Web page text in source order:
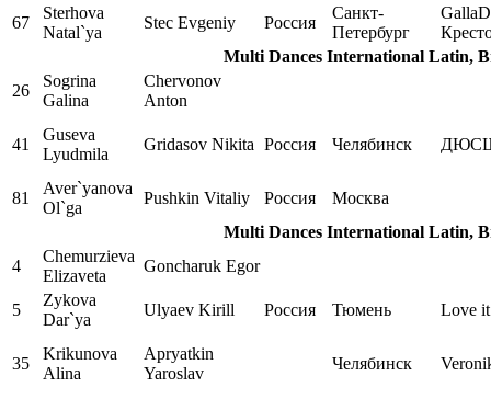
67
Sterhova
Natal`ya
Stec Evgeniy Россия
Санкт-
Петербург
Multi Dances International Latin,
26
Sogrina
Galina
Chervonov
Anton
41
Guseva
Lyudmila
Gridasov Nikita Россия Челябинск ДЮСШ
81
Aver`yanova
Ol`ga
Pushkin Vitaliy Россия
Москва
Multi Dances International Latin,
4
Chemurzieva
Elizaveta
Goncharuk Egor
5
Zykova
Dar`ya
Ulyaev Kirill Россия Тюмень Love
35
Krikunova
Alina
Apryatkin
Yaroslav
Челябинск